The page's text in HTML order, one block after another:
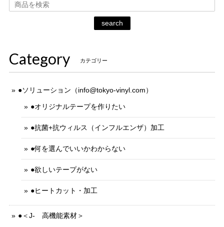
search
Category カテゴリー
●ソリューション（info@tokyo-vinyl.com）
●オリジナルテープを作りたい
●抗菌+抗ウィルス（インフルエンザ）加工
●何を選んでいいかわからない
●欲しいテープがない
●ヒートカット・加工
●＜J- 高機能素材＞